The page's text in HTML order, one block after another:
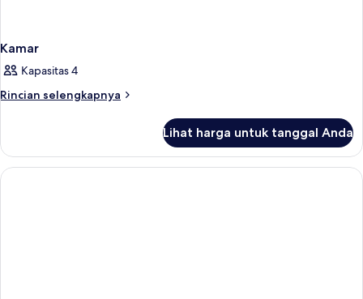
Kamar
Kapasitas 4
Rincian selengkapnya
Rincian
Kamar
Lihat harga untuk tanggal Anda